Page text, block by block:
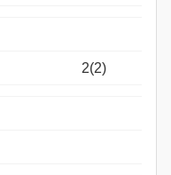
2(2)